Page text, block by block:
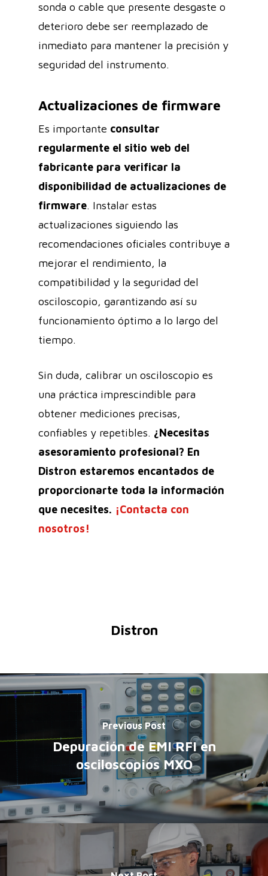
sonda o cable que presente desgaste o
deterioro debe ser reemplazado de
inmediato para mantener la precisión y
seguridad del instrumento.
Actualizaciones de firmware
Es importante consultar
regularmente el sitio web del
fabricante para verificar la
disponibilidad de actualizaciones de
firmware. Instalar estas
actualizaciones siguiendo las
recomendaciones oficiales contribuye a
mejorar el rendimiento, la
compatibilidad y la seguridad del
osciloscopio, garantizando así su
funcionamiento óptimo a lo largo del
tiempo.
Sin duda, calibrar un osciloscopio es
una práctica imprescindible para
obtener mediciones precisas,
confiables y repetibles. ¿Necesitas
asesoramiento profesional? En
Distron estaremos encantados de
proporcionarte toda la información
que necesites. ¡Contacta con
nosotros!
Distron
Previous Post
Depuración de EMI RFI en
osciloscopios MXO